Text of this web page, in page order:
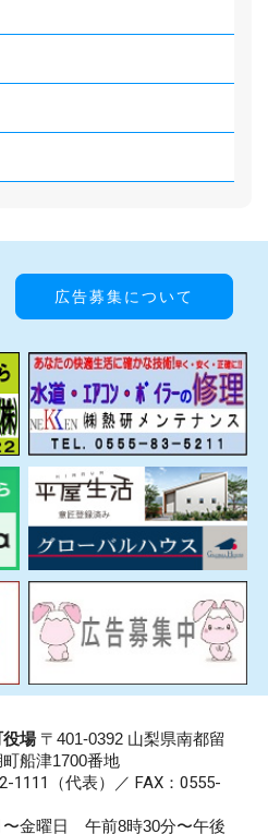
広告募集について
場〒401-0392 山梨県南都留
船津1700番地
1111 （代表）／ FAX：0555-
〜金曜日 午前8時30分〜午後